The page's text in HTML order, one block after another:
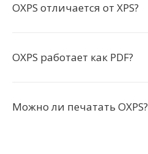
OXPS отличается от XPS?
OXPS работает как PDF?
Можно ли печатать OXPS?